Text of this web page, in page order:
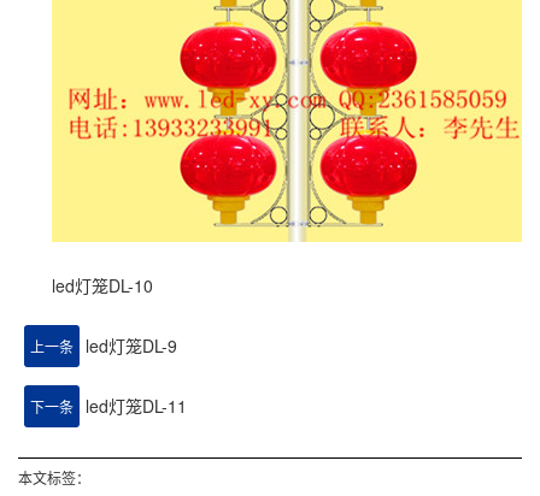
led灯笼DL-10
上一条 led灯笼DL-9
下一条 led灯笼DL-11
本文标签：